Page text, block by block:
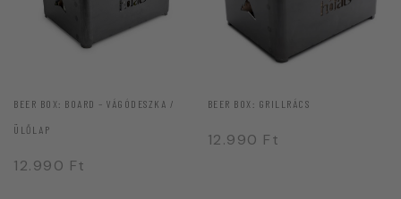
BEER BOX: BOARD – VÁGÓDESZKA /
ÜLŐLAP
12.990 Ft
BEER BOX: GRILLRÁCS
12.990 Ft